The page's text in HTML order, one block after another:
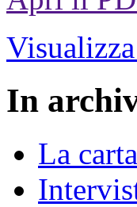
In
La